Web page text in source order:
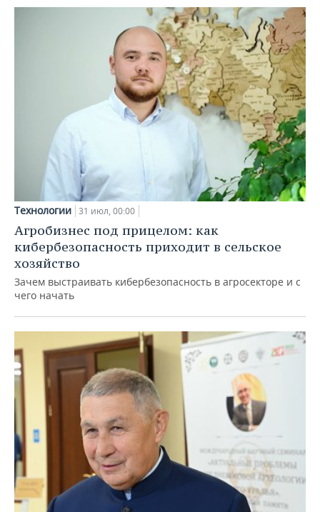
Технологии 31 июл, 00:00
Агробизнес под прицелом: как
кибербезопасность приходит в сельское
хозяйство
Зачем выстраивать кибербезопасность в агросекторе и с
чего начать